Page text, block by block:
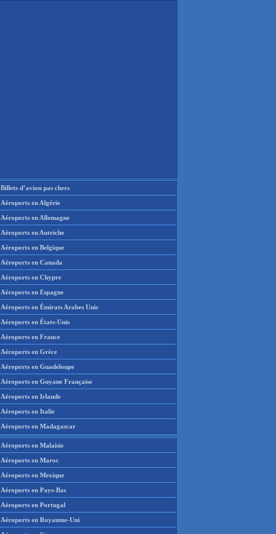
Billets d’avion pas chers
Aéroports en Algérie
Aéroports en Allemagne
Aéroports en Autriche
Aéroports en Belgique
Aéroports en Canada
Aéroports en Chypre
Aéroports en Espagne
Aéroports en Émirats Arabes Unis
Aéroports en États-Unis
Aéroports en France
Aéroports en Grèce
Aéroports en Guadeloupe
Aéroports en Guyane Française
Aéroports en Irlande
Aéroports en Italie
Aéroports en Madagascar
Aéroports en Malaisie
Aéroports en Maroc
Aéroports en Mexique
Aéroports en Pays-Bas
Aéroports en Portugal
Aéroports en Royaume-Uni